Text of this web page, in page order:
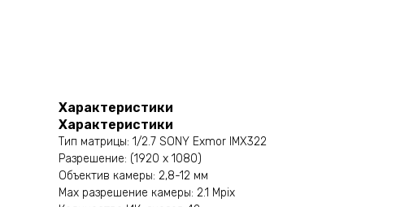
Характеристики
Характеристики
Тип матрицы: 1/2.7 SONY Exmor IMX322
Разрешение: (1920 х 1080)
Объектив камеры: 2,8-12 мм
Мах разрешение камеры: 2.1 Mpix